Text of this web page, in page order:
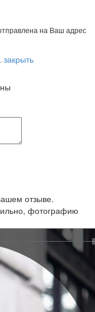
на Ваш адрес
закрыть
отзыве.
фотографию